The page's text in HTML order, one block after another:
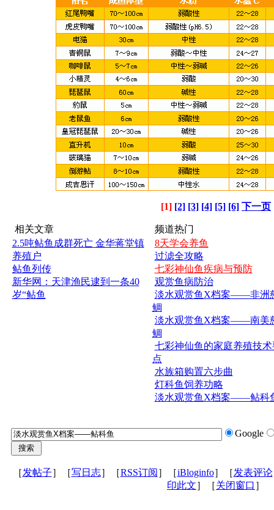
[1] [2] [3] [4] [5] [6] 下一页
相关文章
2.5吨鲇鱼成群死亡 金华蒋堂镇
养殖户
鲇鱼列传
新华网：天津渔民逮到一条40
岁“鲇鱼
频道热门
8天学会养鱼
过滤全攻略
七彩神仙鱼疾病与预防
观赏鱼病防治
淡水观赏鱼X档案——非洲
鲷
淡水观赏鱼X档案——南美
鲷
七彩神仙鱼的家庭养殖技术
点
水族箱购置六步曲
灯科鱼饲养功略
淡水观赏鱼X档案——鲇科
Google
［发帖子］［写日志］［RSS订阅 ］［iBloginfo］［发表评论
印此文］［关闭窗口 ］